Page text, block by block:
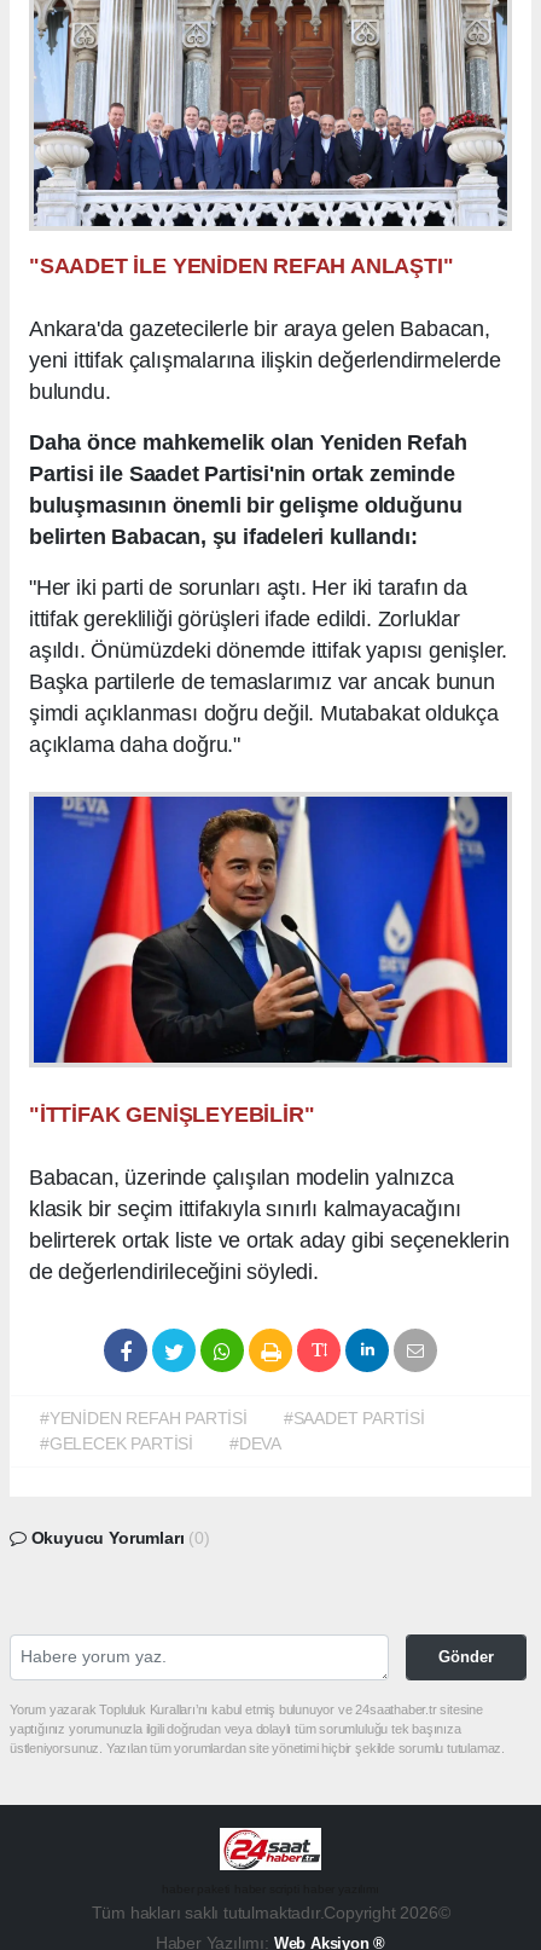
"SAADET İLE YENİDEN REFAH ANLAŞTI"
Ankara'da gazetecilerle bir araya gelen Babacan,
yeni ittifak çalışmalarına ilişkin değerlendirmelerde
bulundu.
Daha önce mahkemelik olan Yeniden Refah
Partisi ile Saadet Partisi'nin ortak zeminde
buluşmasının önemli bir gelişme olduğunu
belirten Babacan, şu ifadeleri kullandı:
"Her iki parti de sorunları aştı. Her iki tarafın da
ittifak gerekliliği görüşleri ifade edildi. Zorluklar
aşıldı. Önümüzdeki dönemde ittifak yapısı genişler.
Başka partilerle de temaslarımız var ancak bunun
şimdi açıklanması doğru değil. Mutabakat oldukça
açıklama daha doğru."
"İTTİFAK GENİŞLEYEBİLİR"
Babacan, üzerinde çalışılan modelin yalnızca
klasik bir seçim ittifakıyla sınırlı kalmayacağını
belirterek ortak liste ve ortak aday gibi seçeneklerin
de değerlendirileceğini söyledi.
#YENİDEN REFAH PARTİSİ
#SAADET PARTİSİ
#GELECEK PARTİSİ
#DEVA
Okuyucu Yorumları (0)
Gönder
Yorum yazarak Topluluk Kuralları’nı kabul etmiş bulunuyor ve 24saathaber.tr sitesine
yaptığınız yorumunuzla ilgili doğrudan veya dolaylı tüm sorumluluğu tek başınıza
üstleniyorsunuz. Yazılan tüm yorumlardan site yönetimi hiçbir şekilde sorumlu tutulamaz.
Tüm hakları saklı tutulmaktadır.Copyright 2026©
Haber Yazılımı: Web Aksiyon ®